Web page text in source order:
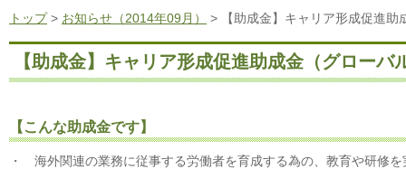
トップ> お知らせ（2014年09月） > 【助成金】キャリア形成促進
【助成金】キャリア形成促進助成金（グローバ
【こんな助成金です】
・ 海外関連の業務に従事する労働者を育成する為の、教育や研修